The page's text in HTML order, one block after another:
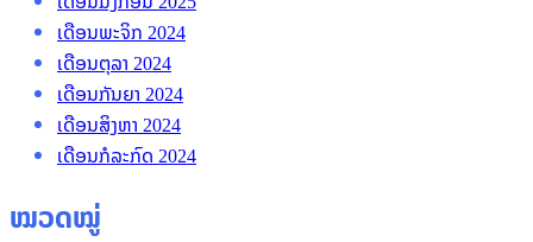
ເດືອນພະຈິກ 2024
ເດືອນຕຸລາ 2024
ເດືອນກັນຍາ 2024
ເດືອນສິງຫາ 2024
ເດືອນກໍລະກົດ 2024
ໝວດໝູ່